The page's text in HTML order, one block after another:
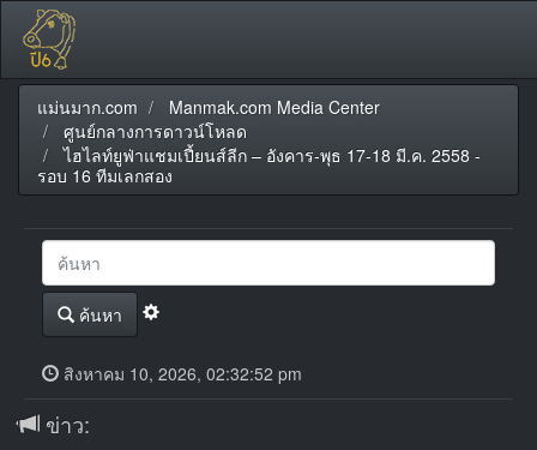
แม่นมาก.com
Manmak.com Media Center
ศูนย์กลางการดาวน์โหลด
ไฮไลท์ยูฟ่าแชมเปี้ยนส์ลีก – อังคาร-พุธ 17-18 มี.ค. 2558 -
รอบ 16 ทีมเลกสอง
ค้นหา
สิงหาคม 10, 2026, 02:32:52 pm
ข่าว: